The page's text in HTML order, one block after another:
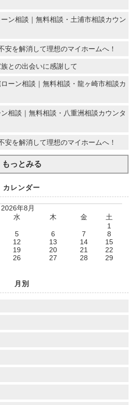
ーン相談｜無料相談・土浦市相談カウン
を解消して理想のマイホームへ！
との出会いに感謝して
ーン相談｜無料相談・龍ヶ崎市相談カ
相談｜無料相談・八重洲相談カウンタ
を解消して理想のマイホームへ！
もっとみる
カレンダー
2026年8月
水 木 金
土
1
5 6 7
8
12 13 14
15
19 20 21
22
26 27 28
29
月別